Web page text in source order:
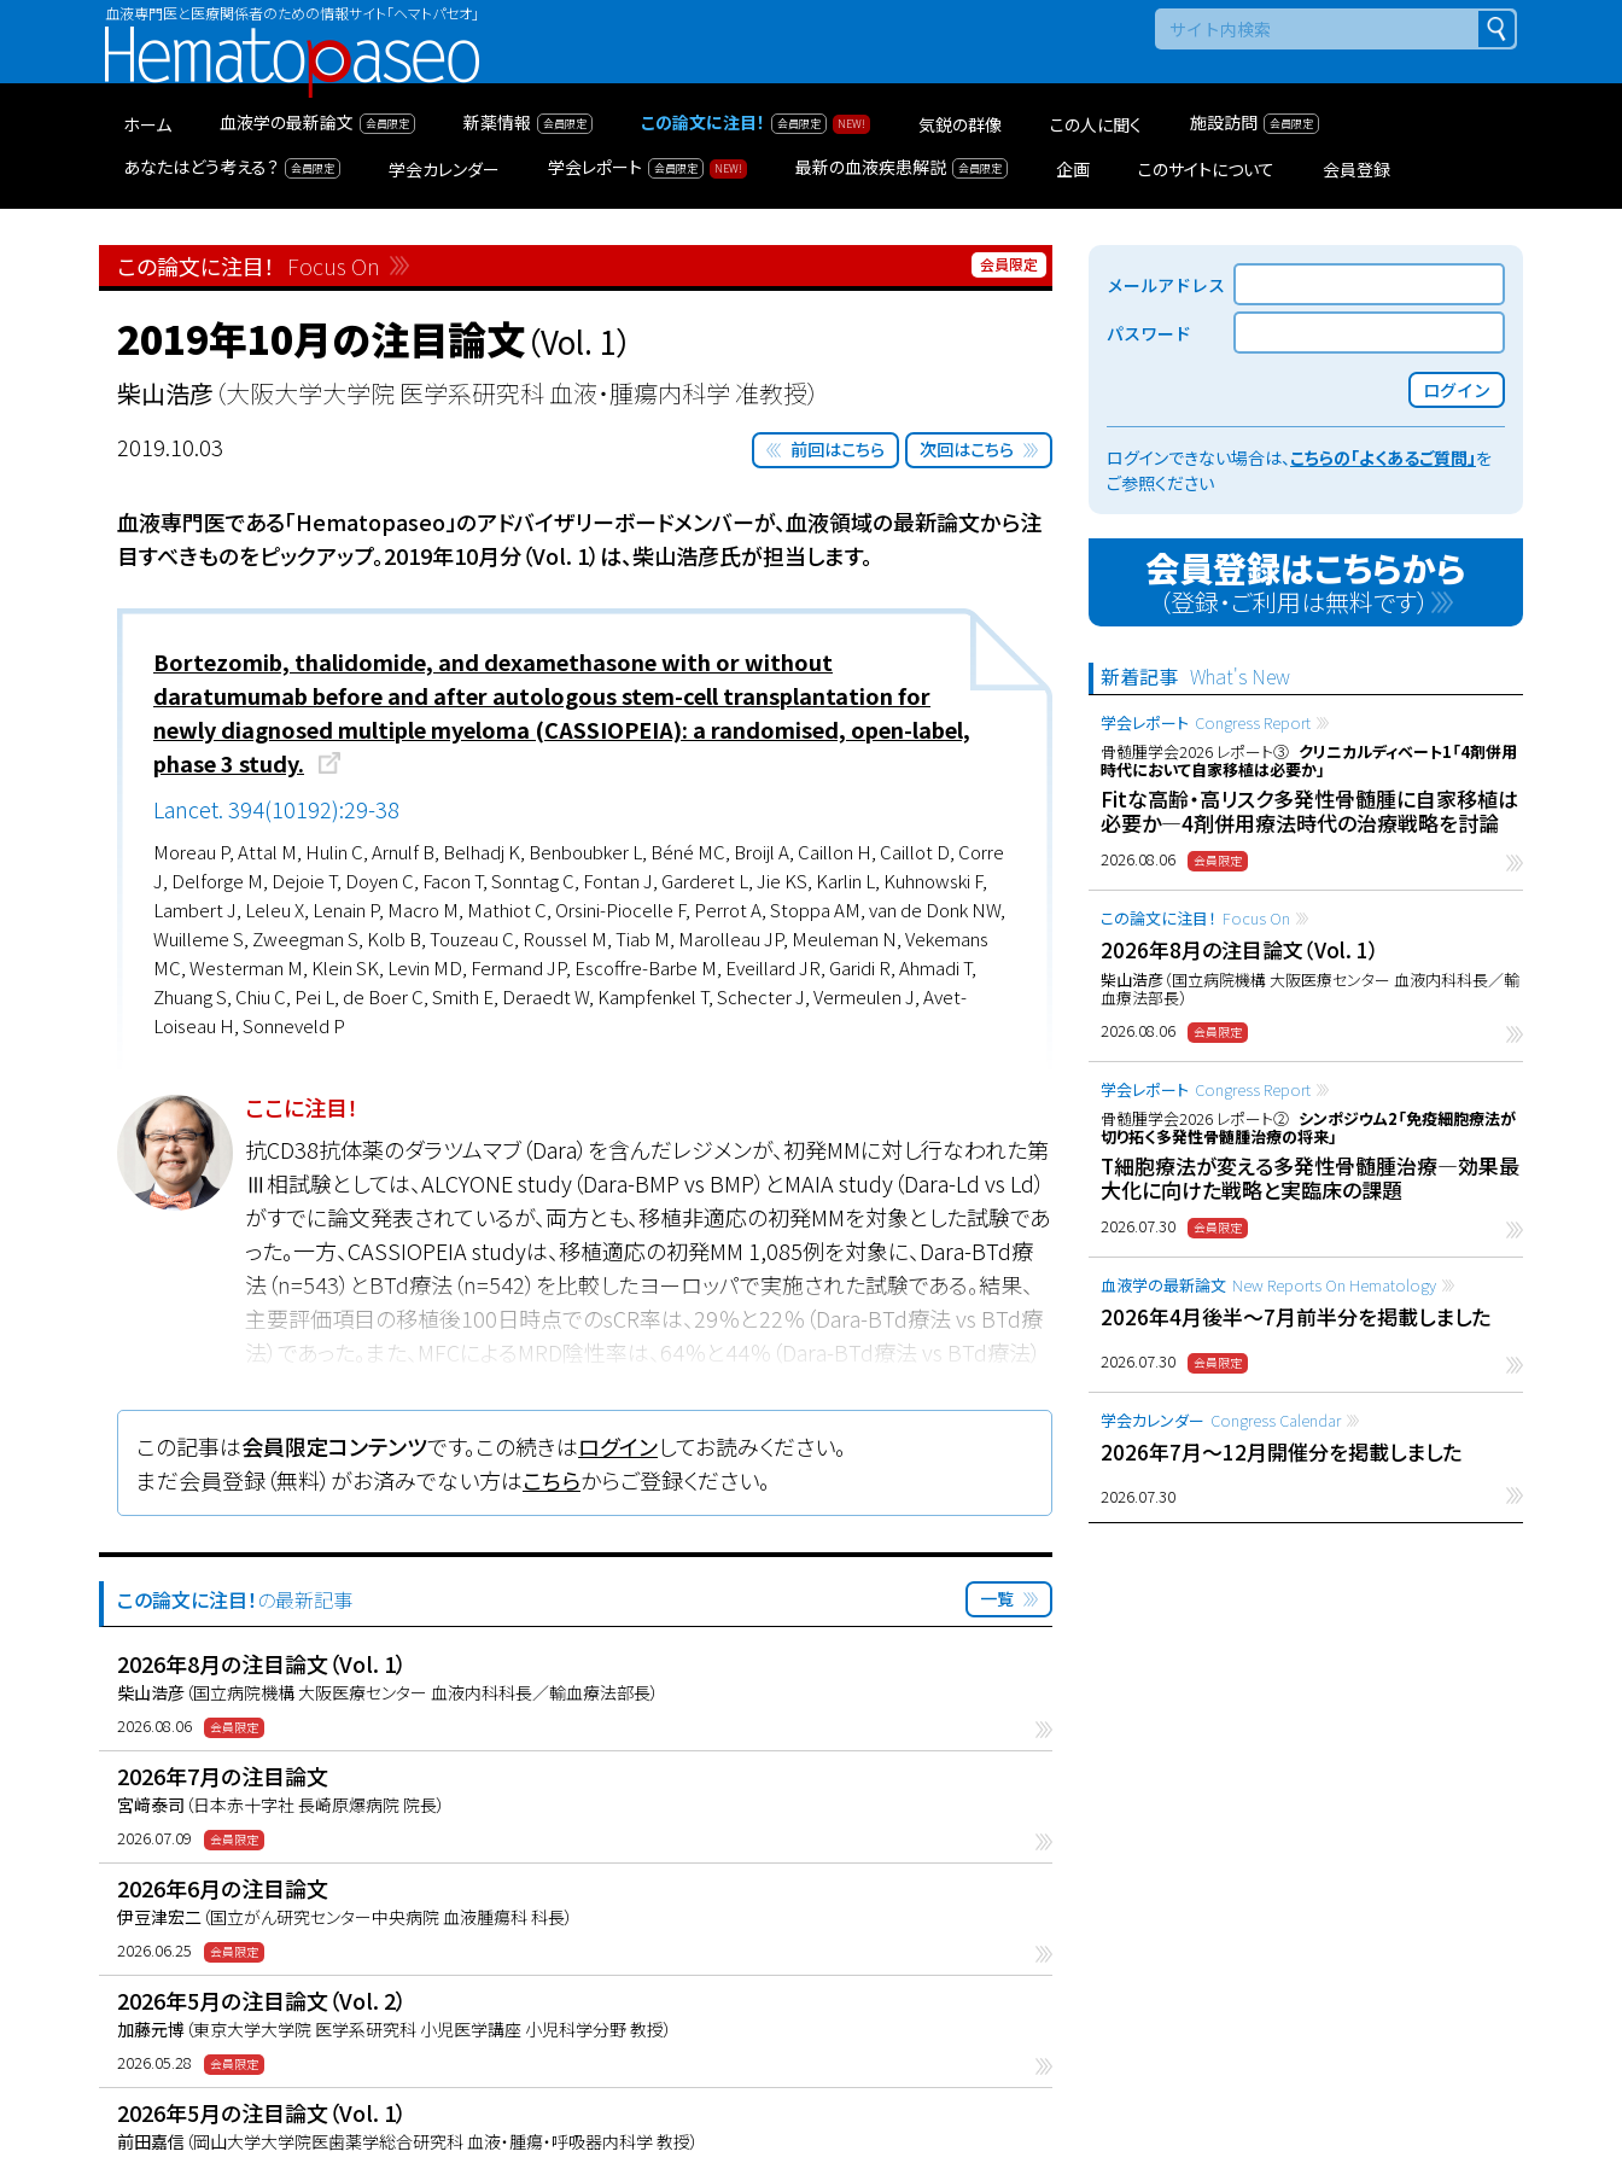
血液専門医と医療関係者のための情報サイト「ヘマトパセオ」
Hematopaseo
ホーム 血液学の最新論文 新薬情報 この論文に注目！ 気鋭の群像 この人に聞く
施設訪問
あなたはどう考える？
学会カレンダー 学会レポート 最新の血液疾患解説 企画 このサイトについて 会員登録
この論文に注目！ Focus On
2019年10月の注目論文（Vol. 1）
柴山浩彦 （大阪大学大学院 医学系研究科 血液・腫瘍内科学 准教授）
2019.10.03 次回はこちら
前回はこちら
血液専門医である「Hematopaseo」のアドバイザリーボードメンバーが、血液領域の最新論文から注
目すべきものをピックアップ。2019年10月分（Vol. 1）は、柴山浩彦氏が担当します。
Bortezomib, thalidomide, and dexamethasone with or without
daratumumab before and after autologous stem-cell transplantation for
newly diagnosed multiple myeloma (CASSIOPEIA): a randomised, open-label,
phase 3 study.
Lancet. 394(10192):29-38
Moreau P, Attal M, Hulin C, Arnulf B, Belhadj K, Benboubker L, Béné MC, Broijl A, Caillon H, Caillot D, Corre
J, Delforge M, Dejoie T, Doyen C, Facon T, Sonntag C, Fontan J, Garderet L, Jie KS, Karlin L, Kuhnowski F,
Lambert J, Leleu X, Lenain P, Macro M, Mathiot C, Orsini-Piocelle F, Perrot A, Stoppa AM, van de Donk NW,
Wuilleme S, Zweegman S, Kolb B, Touzeau C, Roussel M, Tiab M, Marolleau JP, Meuleman N, Vekemans
MC, Westerman M, Klein SK, Levin MD, Fermand JP, Escoffre-Barbe M, Eveillard JR, Garidi R, Ahmadi T,
Zhuang S, Chiu C, Pei L, de Boer C, Smith E, Deraedt W, Kampfenkel T, Schecter J, Vermeulen J, Avet-
Loiseau H, Sonneveld P
ここに注目！
抗CD38抗体薬のダラツムマブ（Dara）を含んだレジメンが、初発MMに対し行なわれた第
Ⅲ相試験としては、ALCYONE study（Dara-BMP vs BMP）とMAIA study（Dara-Ld vs Ld）
がすでに論文発表されているが、両方とも、移植非適応の初発MMを対象とした試験であ
った。一方、CASSIOPEIA studyは、移植適応の初発MM 1,085例を対象に、Dara-BTd療
法（n=543）とBTd療法（n=542）を比較したヨーロッパで実施された試験である。結果、
主要評価項目の移植後100日時点でのsCR率は、29％と22％（Dara-BTd療法 vs BTd療
法）であった。また、MFCによるMRD陰性率は、64％と44％（Dara-BTd療法 vs BTd療法）
15％、リンパ球減少は17％、10％、口内炎は13％、16％であり、安全性の面はDara併用
によっても特に問題はないように思われた。Daraが、移植前のInduction治療としても有
用であることが第Ⅲ相試験で初めて示された。
この記事は会員限定コンテンツです。この続きはログインしてお読みください。
まだ会員登録（無料）がお済みでない方はこちらからご登録ください。
この論文に注目！ の最新記事 一覧
2026年8月の注目論文（Vol. 1）
柴山浩彦 （国立病院機構 大阪医療センター 血液内科科長／輸血療法部長）
2026.08.06
2026年7月の注目論文
宮﨑泰司 （日本赤十字社 長崎原爆病院 院長）
2026.07.09
2026年6月の注目論文
伊豆津宏二 （国立がん研究センター中央病院 血液腫瘍科 科長）
2026.06.25
2026年5月の注目論文（Vol. 2）
加藤元博 （東京大学大学院 医学系研究科 小児医学講座 小児科学分野 教授）
2026.05.28
2026年5月の注目論文（Vol. 1）
前田嘉信 （岡山大学大学院医歯薬学総合研究科 血液・腫瘍・呼吸器内科学 教授）
メールアドレス
パスワード
ログイン
ログインできない場合は、こちらの「よくあるご質問」を
ご参照ください
会員登録はこちらから
（登録・ご利用は無料です）
新着記事 What's New
学会レポート Congress Report
骨髄腫学会2026 レポート③ クリニカルディベート1「4剤併用
時代において自家移植は必要か」
Fitな高齢・高リスク多発性骨髄腫に自家移植は
必要か―4剤併用療法時代の治療戦略を討論
2026.08.06
この論文に注目！ Focus On
2026年8月の注目論文（Vol. 1）
柴山浩彦（国立病院機構 大阪医療センター 血液内科科長／輸
血療法部長）
2026.08.06
学会レポート Congress Report
骨髄腫学会2026 レポート② シンポジウム2「免疫細胞療法が
切り拓く多発性骨髄腫治療の将来」
T細胞療法が変える多発性骨髄腫治療―効果最
大化に向けた戦略と実臨床の課題
2026.07.30
血液学の最新論文 New Reports On Hematology
2026年4月後半〜7月前半分を掲載しました
2026.07.30
学会カレンダー Congress Calendar
2026年7月〜12月開催分を掲載しました
2026.07.30